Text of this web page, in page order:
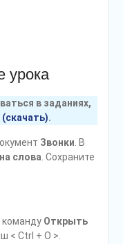
урока
в заданиях,
(скачать).
Звонки. В
слова. Сохраните
команду Открыть
< Ctrl + O >.